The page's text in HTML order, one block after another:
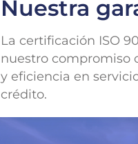
Nuestra
La certificación ISO
nuestro compromiso
y eficiencia en
crédito.